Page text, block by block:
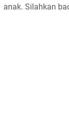
anak. Silahkan